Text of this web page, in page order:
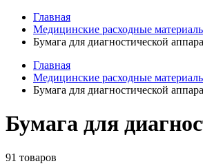
Главная
Медицинские расходные
Бумага для диагностической
Главная
Медицинские расходные
Бумага для диагностической
Бумага для
91 товаров